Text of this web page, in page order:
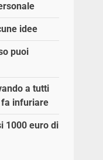
idee
puoi
a tutti
infuriare
1000 euro di